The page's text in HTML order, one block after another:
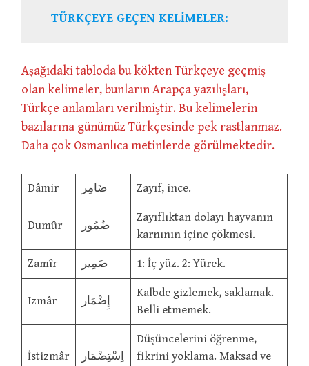
TÜRKÇEYE GEÇEN KELİMELER:
Aşağıdaki tabloda bu kökten Türkçeye geçmiş
olan kelimeler, bunların Arapça yazılışları,
Türkçe anlamları verilmiştir. Bu kelimelerin
bazılarına günümüz Türkçesinde pek rastlanmaz.
Daha çok Osmanlıca metinlerde görülmektedir.
Dâmir ضَامِر Zayıf, ince.
Dumûr ضُمُور
Zayıflıktan dolayı hayvanın
karnının içine çökmesi.
Zamîr ضَمِير 1: İç yüz. 2: Yürek.
Izmâr إِضْمَار
Kalbde gizlemek, saklamak.
Belli etmemek.
İstizmâr اِسْتِضْمَار
Düşüncelerini öğrenme,
fikrini yoklama. Maksad ve